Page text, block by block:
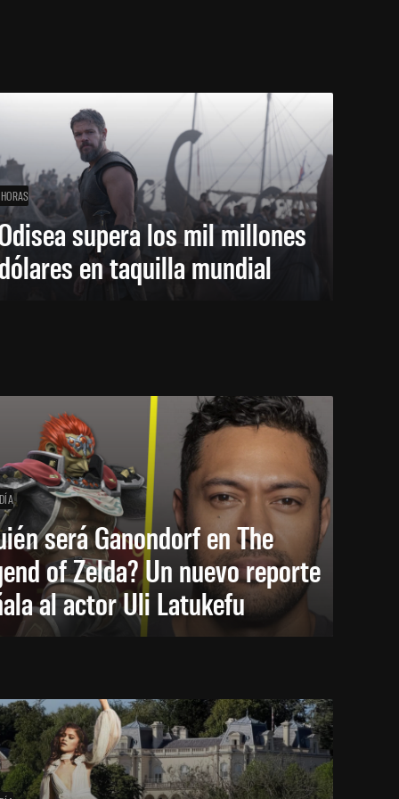
supera los mil millones
en taquilla mundial
será Ganondorf en The
of Zelda? Un nuevo reporte
al actor Uli Latukefu